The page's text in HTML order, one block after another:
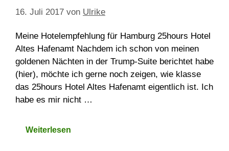
16. Juli 2017 von Ulrike
Meine Hotelempfehlung für Hamburg 25hours Hotel
Altes Hafenamt Nachdem ich schon von meinen
goldenen Nächten in der Trump-Suite berichtet habe
(hier), möchte ich gerne noch zeigen, wie klasse
das 25hours Hotel Altes Hafenamt eigentlich ist. Ich
habe es mir nicht …
Weiterlesen